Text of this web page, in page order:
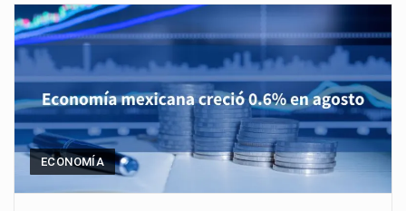
El Tribunal Federal de Justicia Administrativa (TFJA), a través de su Segunda Sala Regional en…
El Gobierno de Estados Unidos ha procesado la devolución de aproximadamente 100,000 millones de dólares…
El mercado laboral mexicano muestra un proceso de precarización sin señales de mejora, según el…
La Cámara Minera de México (Camimex) proyecta una inversión total de 6,402.2 millones de dólares…
ECONOMÍA